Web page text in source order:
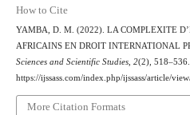
How to Cite
YAMBA, D. M. (2022). LA COMPLEXITE
AFRICAINS EN DROIT INTERNATIONAL
Sciences and Scientific Studies, 2(2),
https://ijssass.com/index.php/ijssass/article/
More Citation Formats